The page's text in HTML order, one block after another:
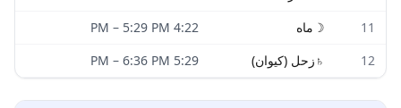
11
☽ ماه 4:22 PM
– 5:29 PM
12
♄ زحل (کیوان) 5:29 PM
– 6:36 PM